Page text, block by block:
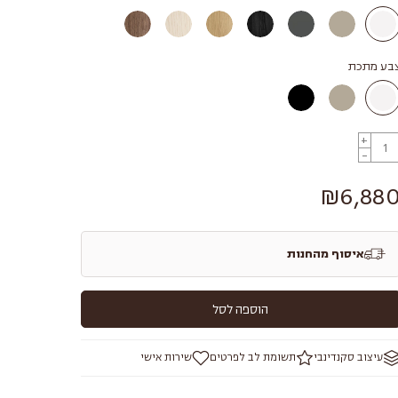
מתכת
+
-
איסוף מהחנות
הוספה לסל
עיצוב סקנדינבי תשומת לב לפרטים שירות אישי